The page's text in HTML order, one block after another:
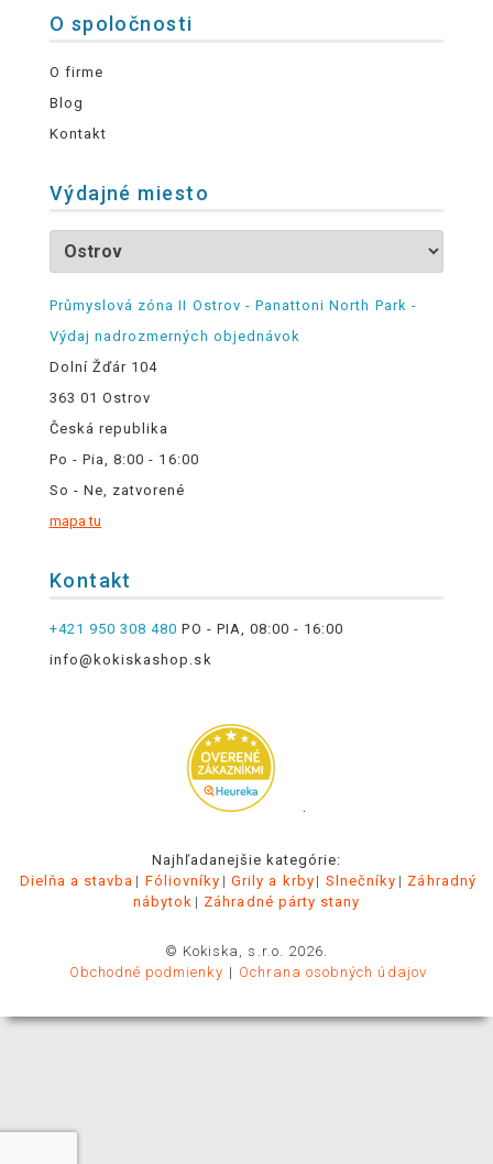
O spoločnosti
O firme
Blog
Kontakt
Výdajné miesto
Průmyslová zóna II Ostrov - Panattoni North Park -
Výdaj nadrozmerných objednávok
Dolní Žďár 104
363 01 Ostrov
Česká republika
Po - Pia, 8:00 - 16:00
So - Ne, zatvorené
mapa tu
Kontakt
+421 950 308 480 PO - PIA, 08:00 - 16:00
info@kokiskashop.sk
.
Najhľadanejšie kategórie:
Dielňa a stavba
Fóliovníky Grily a krby Slnečníky
Záhradný
nábytok
Záhradné párty stany
© Kokiska, s.r.o. 2026.
Obchodné podmienky
Ochrana osobných údajov